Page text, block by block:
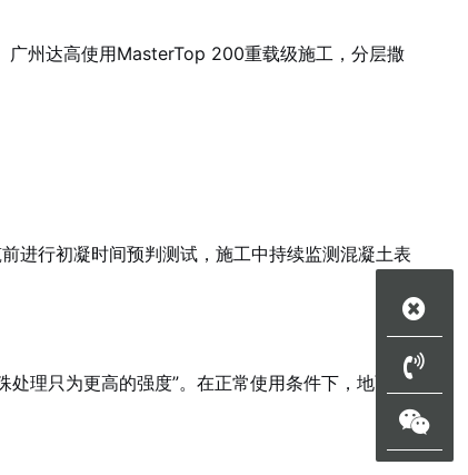
州达高使用MasterTop 200重载级施工，分层撒
进行初凝时间预判测试，施工中持续监测混凝土表
理只为更高的强度”。在正常使用条件下，地面不